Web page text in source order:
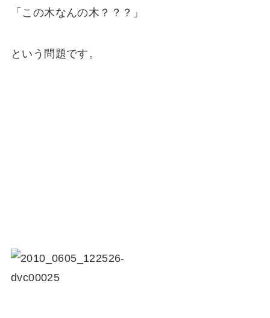
「この木なんの木？？？」
という問題です。